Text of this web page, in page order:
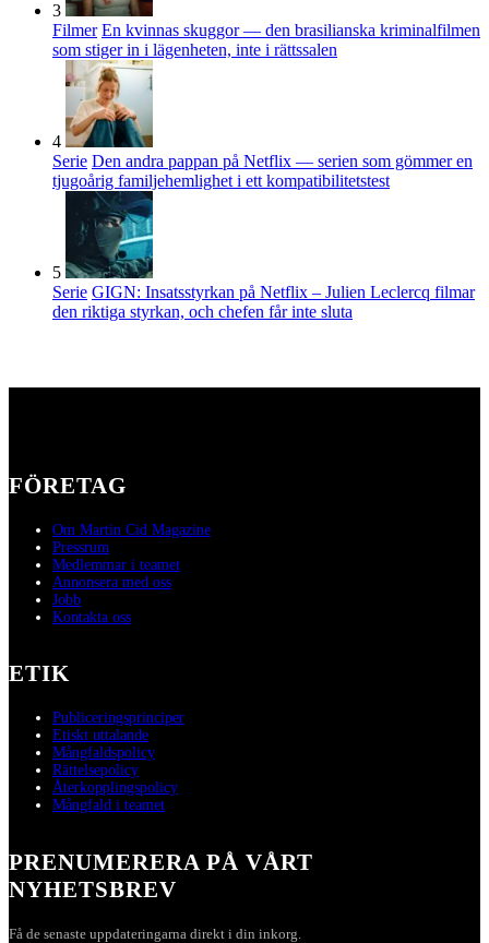
3
Filmer En kvinnas skuggor — den brasilianska kriminalfilmen
som stiger in i lägenheten, inte i rättssalen
4
Serie Den andra pappan på Netflix — serien som gömmer en
tjugoårig familjehemlighet i ett kompatibilitetstest
5
Serie GIGN: Insatsstyrkan på Netflix – Julien Leclercq filmar
den riktiga styrkan, och chefen får inte sluta
FÖRETAG
Om Martin Cid Magazine
Pressrum
Medlemmar i teamet
Annonsera med oss
Jobb
Kontakta oss
ETIK
Publiceringsprinciper
Etiskt uttalande
Mångfaldspolicy
Rättelsepolicy
Återkopplingspolicy
Mångfald i teamet
PRENUMERERA PÅ VÅRT
NYHETSBREV
Få de senaste uppdateringarna direkt i din inkorg.